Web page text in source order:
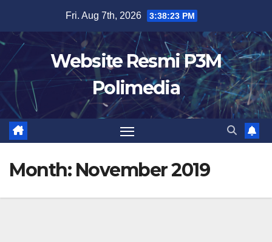
content
Fri. Aug 7th, 2026 3:38:23 PM
Website Resmi P3M
Polimedia
Month: November 2019